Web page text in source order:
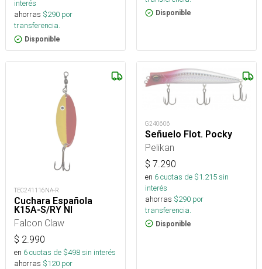
interés
ahorras $290 por
transferencia.
Disponible
Disponible
TEC241116NA-R
Cuchara Española
K15A-S/RY NI
Falcon Claw
$ 2.990
en 6cuotas de $498sin interés
ahorras $120 por
G240606
Señuelo Flot. Pocky
Pelikan
$ 7.290
en 6cuotas de $1.215sin
interés
ahorras $290 por
transferencia.
Disponible